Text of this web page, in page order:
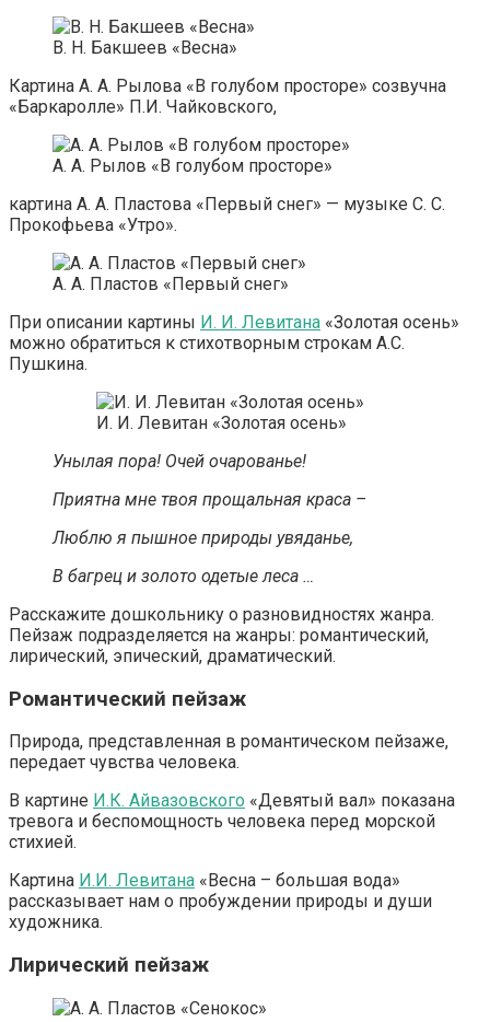
В. Н. Бакшеев «Весна»
Картина А. А. Рылова «В голубом просторе» созвучна
«Баркаролле» П.И. Чайковского,
А. А. Рылов «В голубом просторе»
картина А. А. Пластова «Первый снег» — музыке С. С.
Прокофьева «Утро».
А. А. Пластов «Первый снег»
При описании картины И. И. Левитана «Золотая осень»
можно обратиться к стихотворным строкам А.С.
Пушкина.
И. И. Левитан «Золотая осень»
Унылая пора! Очей очарованье!
Приятна мне твоя прощальная краса –
Люблю я пышное природы увяданье,
В багрец и золото одетые леса …
Расскажите дошкольнику о разновидностях жанра.
Пейзаж подразделяется на жанры: романтический,
лирический, эпический, драматический.
Романтический пейзаж
Природа, представленная в романтическом пейзаже,
передает чувства человека.
В картине И.К. Айвазовского «Девятый вал» показана
тревога и беспомощность человека перед морской
стихией.
Картина И.И. Левитана «Весна – большая вода»
рассказывает нам о пробуждении природы и души
художника.
Лирический пейзаж